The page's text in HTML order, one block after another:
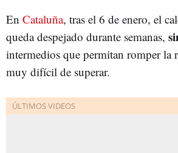
En Cataluña, tras el 6 de enero, el
queda despejado durante semanas,
intermedios que permitan romper la
muy difícil de superar.